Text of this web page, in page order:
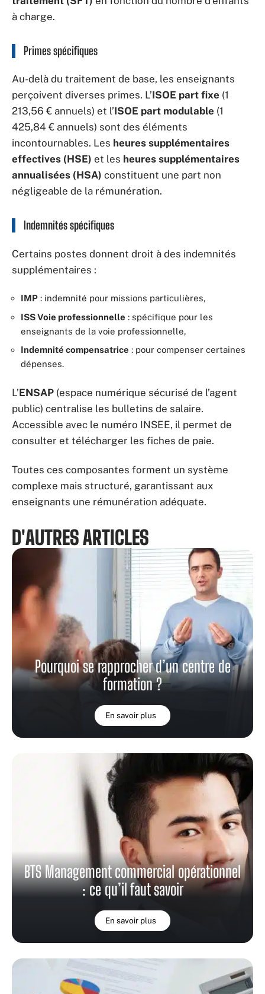
à charge.
Primes spécifiques
Au-delà du traitement de base, les enseignants
perçoivent diverses primes. L’ISOE part fixe (1
213,56 € annuels) et l’ISOE part modulable (1
425,84 € annuels) sont des éléments
incontournables. Les heures supplémentaires
effectives (HSE) et les heures supplémentaires
annualisées (HSA) constituent une part non
négligeable de la rémunération.
Indemnités spécifiques
Certains postes donnent droit à des indemnités
supplémentaires :
IMP : indemnité pour missions particulières,
ISS Voie professionnelle : spécifique pour les
enseignants de la voie professionnelle,
Indemnité compensatrice : pour compenser certaines
dépenses.
L’ENSAP (espace numérique sécurisé de l’agent
public) centralise les bulletins de salaire.
Accessible avec le numéro INSEE, il permet de
consulter et télécharger les fiches de paie.
Toutes ces composantes forment un système
complexe mais structuré, garantissant aux
enseignants une rémunération adéquate.
D'AUTRES ARTICLES
Pourquoi se rapprocher d’un centre de
formation ?
En savoir plus
BTS Management commercial opérationnel
: ce qu’il faut savoir
En savoir plus